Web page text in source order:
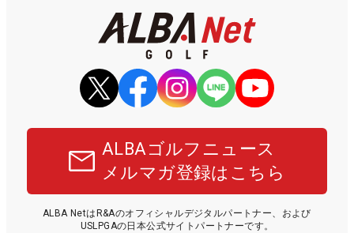
ALBAゴルフニュース
メルマガ登録はこちら
ALBA NetはR&Aのオフィシャルデジタルパートナー、および
USLPGAの日本公式サイトパートナーです。